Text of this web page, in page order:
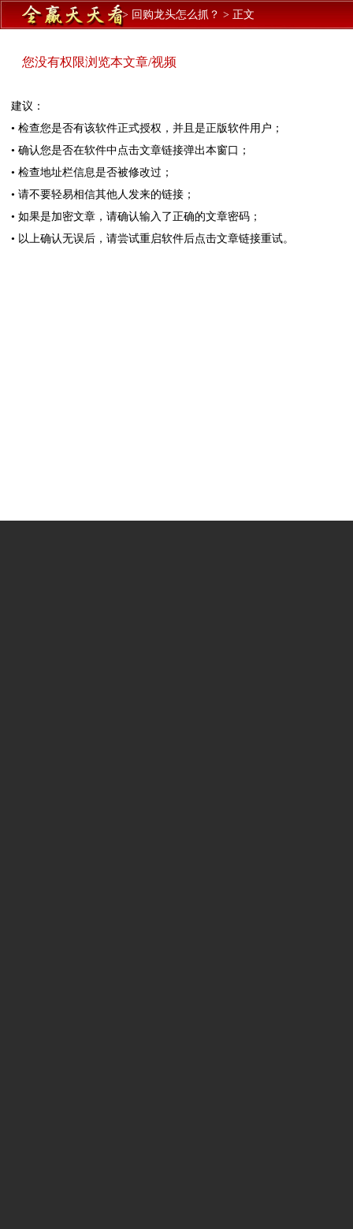
> 回购龙头怎么抓？ > 正文
您没有权限浏览本文章/视频
建议：
• 检查您是否有该软件正式授权，并且是正版软件用户；
• 确认您是否在软件中点击文章链接弹出本窗口；
• 检查地址栏信息是否被修改过；
• 请不要轻易相信其他人发来的链接；
• 如果是加密文章，请确认输入了正确的文章密码；
• 以上确认无误后，请尝试重启软件后点击文章链接重试。